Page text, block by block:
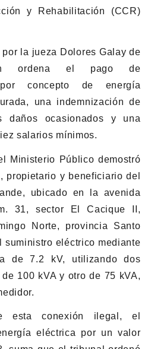
y Rehabilitación (CCR)
la jueza Dolores Galay de
ordena el pago de
por concepto de energía
una indemnización de
daños ocasionados y una
salarios mínimos.
Ministerio Público demostró
propietario y beneficiario del
ubicado en la avenida
31, sector El Cacique II,
Norte, provincia Santo
suministro eléctrico mediante
de 7.2 kV, utilizando dos
100 kVA y otro de 75 kVA,
esta conexión ilegal, el
eléctrica por un valor